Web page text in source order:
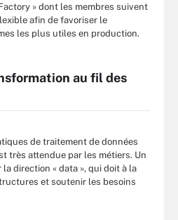
» dont les membres suivent
afin de favoriser le
les plus utiles en production.
au fil des
de traitement de données
très attendue par les métiers. Un
direction « data », qui doit à la
et soutenir les besoins